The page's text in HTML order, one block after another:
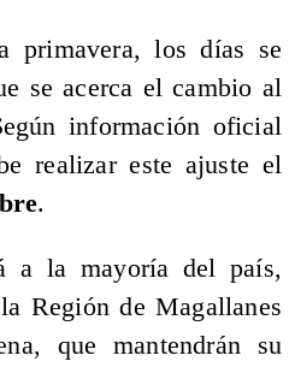
primavera, los días se
se acerca el cambio al
información oficial
realizar este ajuste el
.
a la mayoría del país,
Región de Magallanes
que mantendrán su